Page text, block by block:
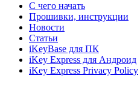
С чего начать
Прошивки, инструкции
Новости
Статьи
iKeyBase для ПК
iKey Express для Андроид
iKey Express Privacy Policy